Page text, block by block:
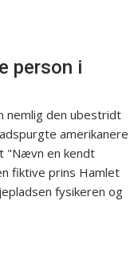
person i
nemlig den ubestridt
amerikanere
"Nævn en kendt
fiktive prins Hamlet
fysikeren og